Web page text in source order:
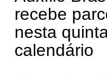
recebe
nesta
calendário